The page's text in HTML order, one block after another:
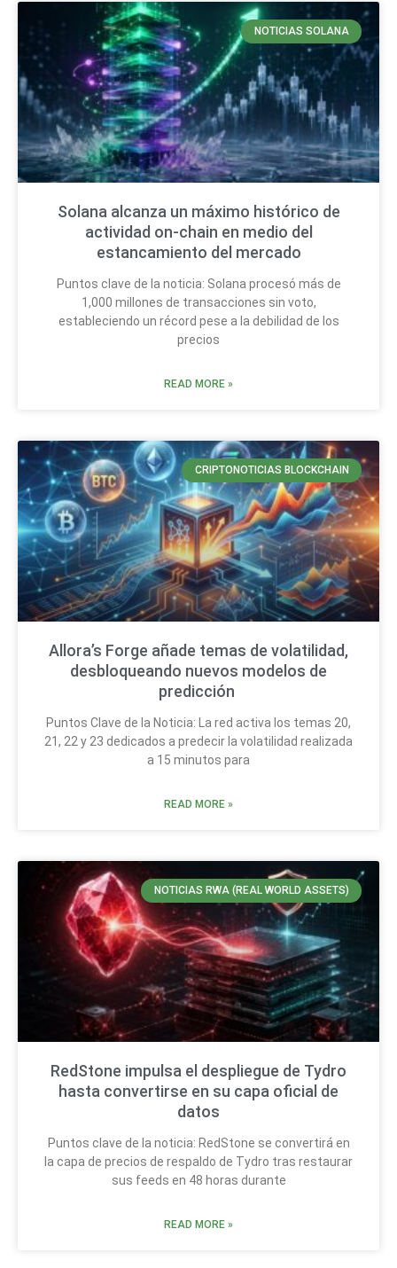
NOTICIAS SOLANA
Solana alcanza un máximo histórico de
actividad on-chain en medio del
estancamiento del mercado
Puntos clave de la noticia: Solana procesó más de
1,000 millones de transacciones sin voto,
estableciendo un récord pese a la debilidad de los
precios
READ MORE »
CRIPTONOTICIAS BLOCKCHAIN
Allora’s Forge añade temas de volatilidad,
desbloqueando nuevos modelos de
predicción
Puntos Clave de la Noticia: La red activa los temas 20,
21, 22 y 23 dedicados a predecir la volatilidad realizada
a 15 minutos para
READ MORE »
NOTICIAS RWA (REAL WORLD ASSETS)
RedStone impulsa el despliegue de Tydro
hasta convertirse en su capa oficial de
datos
Puntos clave de la noticia: RedStone se convertirá en
la capa de precios de respaldo de Tydro tras restaurar
sus feeds en 48 horas durante
READ MORE »